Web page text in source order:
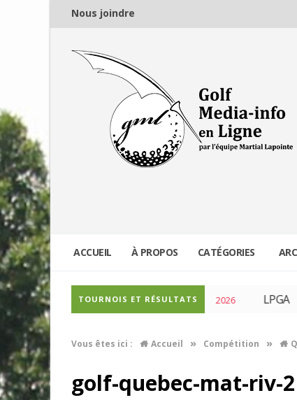
Nous joindre
ACCUEIL À PROPOS CATÉGORIES
TOURNOIS ET RÉSULTATS
PGA Tour| 04 Mar 2026 LPGA| 23
Vous êtes ici : Accueil » Compétition »
golf-quebec-mat-riv-2